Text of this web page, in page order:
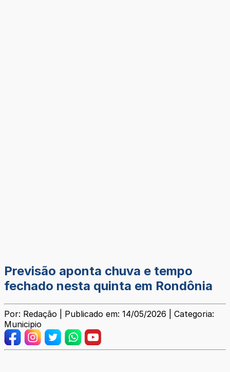
Previsão aponta chuva e tempo
fechado nesta quinta em Rondônia
Por: Redação | Publicado em: 14/05/2026 | Categoria:
Municipio